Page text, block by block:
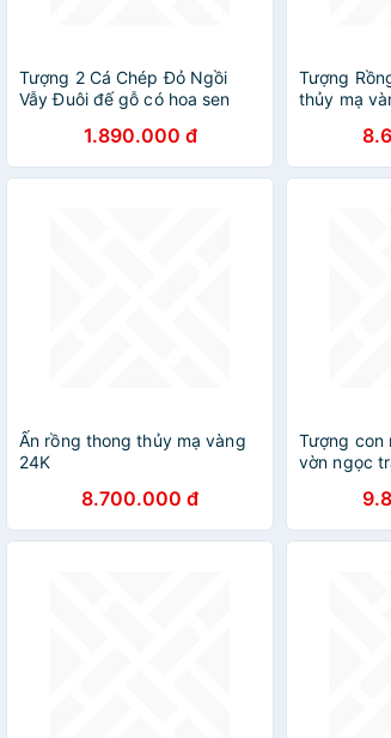
Tượng 2 Cá Chép Đỏ Ngồi
Vẫy Đuôi đế gỗ có hoa sen
lộc ý nghĩa có cá có tiền Size
36cm x đk 30cm x Sâu 17cm
hợp mệnh hoả mệnh thổ ạ
1.890.000 đ
Tượng
thủy mạ
tuổi Thìn
Ấn rồng thong thủy mạ vàng
24K
8.700.000 đ
Tượng con
vờn ngọc
cao